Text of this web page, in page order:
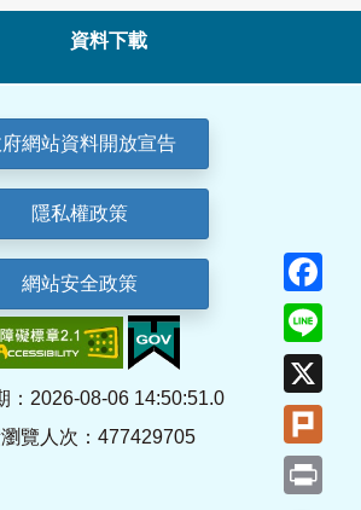
資料下載
網站資料開放宣告
隱私權政策
網站安全政策
：2026-08-06 14:50:51.0
覽人次：477429705